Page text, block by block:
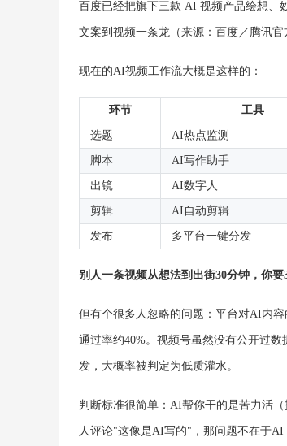
百度已经把旗下三款 AI 视频产品绘想、
文案到视频一条龙（来源：百度／腾讯官
现在的AI视频工作流大概是这样的：
环节 工具
选题 AI热点监测
脚本 AI写作助手
出镜 AI数字人
剪辑 AI自动剪辑
发布 多平台一键分发
别人一条视频从想法到出街30分钟，你
但有个很多人忽略的问题：平台对AI内
通过率约40%。视频号虽然没有公开过
发，大概率被判定为低质灌水。
判断标准很简单：AI帮你干的是苦力活
人评论"这像是AI写的"，那问题不在于AI